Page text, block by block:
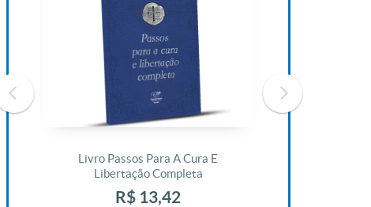
Livro Passos Para A Cura E
Libertação Completa
R$ 13,42